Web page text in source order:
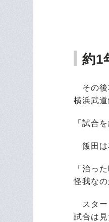
約1
その後
横浜武
「試合
飯田は
「治っ
怪我な
スター
試合は